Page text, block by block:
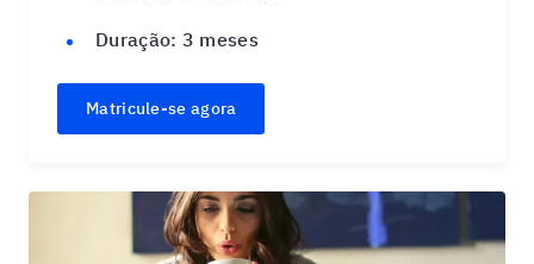
Duração: 3 meses
Matricule-se agora